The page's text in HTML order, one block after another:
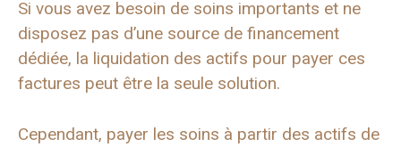
Si vous avez besoin de soins importants et ne
disposez pas d’une source de financement
dédiée, la liquidation des actifs pour payer ces
factures peut être la seule solution.
Cependant, payer les soins à partir des actifs de